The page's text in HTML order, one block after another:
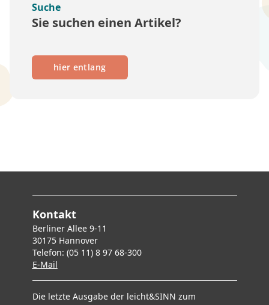
Suche
Sie suchen einen Artikel?
hier entlang
Kontakt
Berliner Allee 9-11
30175 Hannover
Telefon: (05 11) 8 97 68-300
E-Mail
Die letzte Ausgabe der leicht&SINN zum